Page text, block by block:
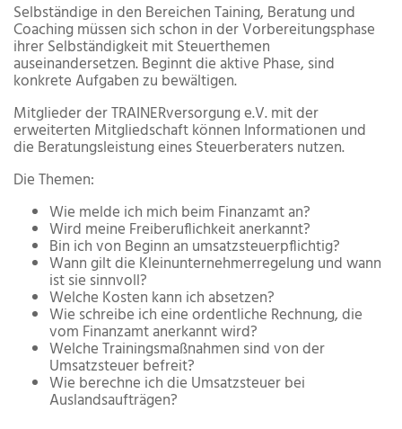
Selbständige in den Bereichen Taining, Beratung und
Coaching müssen sich schon in der Vorbereitungsphase
ihrer Selbständigkeit mit Steuerthemen
auseinandersetzen. Beginnt die aktive Phase, sind
konkrete Aufgaben zu bewältigen.
Mitglieder der TRAINERversorgung e.V. mit der
erweiterten Mitgliedschaft können Informationen und
die Beratungsleistung eines Steuerberaters nutzen.
Die Themen:
Wie melde ich mich beim Finanzamt an?
Wird meine Freiberuflichkeit anerkannt?
Bin ich von Beginn an umsatzsteuerpflichtig?
Wann gilt die Kleinunternehmerregelung und wann
ist sie sinnvoll?
Welche Kosten kann ich absetzen?
Wie schreibe ich eine ordentliche Rechnung, die
vom Finanzamt anerkannt wird?
Welche Trainingsmaßnahmen sind von der
Umsatzsteuer befreit?
Wie berechne ich die Umsatzsteuer bei
Auslandsaufträgen?